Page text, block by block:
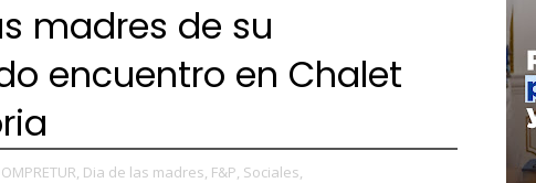
madres de su
encuentro en Chalet
Dia de las madres, F&P, Sociales,